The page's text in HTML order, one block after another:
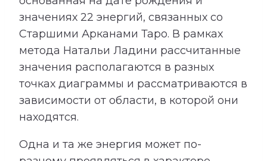
значениях 22 энергий, связанных со
Старшими Арканами Таро. В рамках
метода Натальи Ладини рассчитанные
значения располагаются в разных
точках диаграммы и рассматриваются в
зависимости от области, в которой они
находятся.
Одна и та же энергия может по-